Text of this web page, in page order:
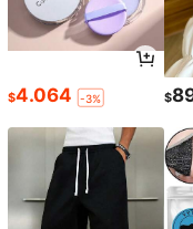
$4.064 -3% $